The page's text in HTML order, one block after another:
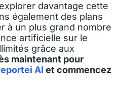
davantage cette
également des plans
à un plus grand nombre
artificielle sur le
grâce aux
maintenant pour
AI et commencez